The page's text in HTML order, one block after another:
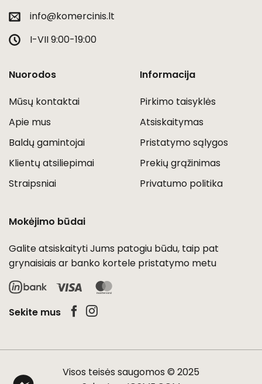
info@komercinis.lt
I-VII 9:00-19:00
Nuorodos
Mūsų kontaktai
Apie mus
Baldų gamintojai
Klientų atsiliepimai
Straipsniai
Informacija
Pirkimo taisyklės
Atsiskaitymas
Pristatymo sąlygos
Prekių grąžinimas
Privatumo politika
Mokėjimo būdai
Galite atsiskaityti Jums patogiu būdu, taip pat
grynaisiais ar banko kortele pristatymo metu
Visa
Sekite mus
Visos teisės saugomos © 2025